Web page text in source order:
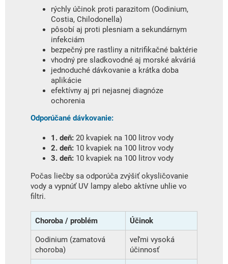
rýchly účinok proti parazitom (Oodinium,
Costia, Chilodonella)
pôsobí aj proti plesniam a sekundárnym
infekciám
bezpečný pre rastliny a nitrifikačné baktérie
vhodný pre sladkovodné aj morské akváriá
jednoduché dávkovanie a krátka doba
aplikácie
efektívny aj pri nejasnej diagnóze
ochorenia
Odporúčané dávkovanie:
1. deň: 20 kvapiek na 100 litrov vody
2. deň: 10 kvapiek na 100 litrov vody
3. deň: 10 kvapiek na 100 litrov vody
Počas liečby sa odporúča zvýšiť okysličovanie
vody a vypnúť UV lampy alebo aktívne uhlie vo
filtri.
Choroba / problém Účinok
Oodinium (zamatová
choroba)
veľmi vysoká
účinnosť